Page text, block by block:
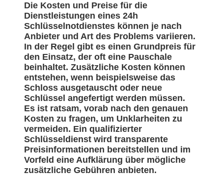
Die Kosten und Preise für die
Dienstleistungen eines 24h
Schlüsselnotdienstes können je nach
Anbieter und Art des Problems variieren.
In der Regel gibt es einen Grundpreis für
den Einsatz, der oft eine Pauschale
beinhaltet. Zusätzliche Kosten können
entstehen, wenn beispielsweise das
Schloss ausgetauscht oder neue
Schlüssel angefertigt werden müssen.
Es ist ratsam, vorab nach den genauen
Kosten zu fragen, um Unklarheiten zu
vermeiden. Ein qualifizierter
Schlüsseldienst wird transparente
Preisinformationen bereitstellen und im
Vorfeld eine Aufklärung über mögliche
zusätzliche Gebühren anbieten.